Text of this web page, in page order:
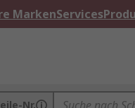
MarkenServices
Nr.